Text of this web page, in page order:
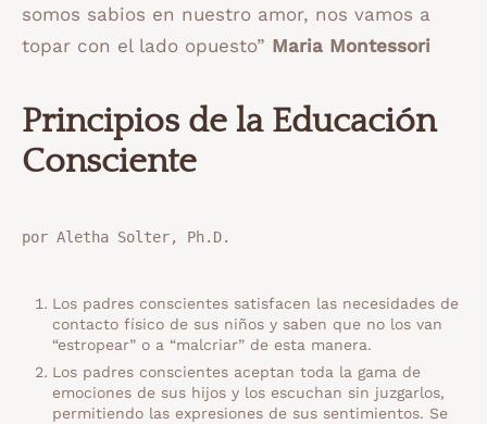
somos sabios en nuestro amor, nos vamos a
topar con el lado opuesto” Maria Montessori
Principios de la Educación
Consciente
por Aletha Solter, Ph.D.
Los padres conscientes satisfacen las necesidades de
contacto físico de sus niños y saben que no los van
“estropear” o a “malcriar” de esta manera.
Los padres conscientes aceptan toda la gama de
emociones de sus hijos y los escuchan sin juzgarlos,
permitiendo las expresiones de sus sentimientos. Se